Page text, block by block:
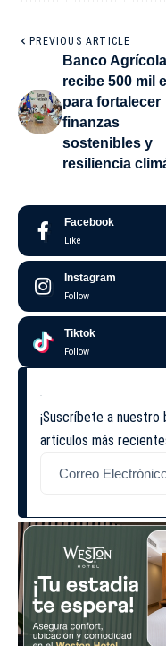
PREVIOUS ARTICLE
Banco Agrícola
recibe 500 mil
para fortalecer
finanzas
sostenibles y
resiliencia
Facebook
Like
Instagram
Follow
Tiktok
Follow
¡Suscríbete a
artículos más